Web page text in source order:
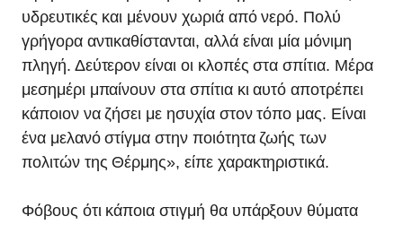
υδρευτικές και μένουν χωριά από νερό. Πολύ
γρήγορα αντικαθίστανται, αλλά είναι μία μόνιμη
πληγή. Δεύτερον είναι οι κλοπές στα σπίτια. Μέρα
μεσημέρι μπαίνουν στα σπίτια κι αυτό αποτρέπει
κάποιον να ζήσει με ησυχία στον τόπο μας. Είναι
ένα μελανό στίγμα στην ποιότητα ζωής των
πολιτών της Θέρμης», είπε χαρακτηριστικά.
Φόβους ότι κάποια στιγμή θα υπάρξουν θύματα